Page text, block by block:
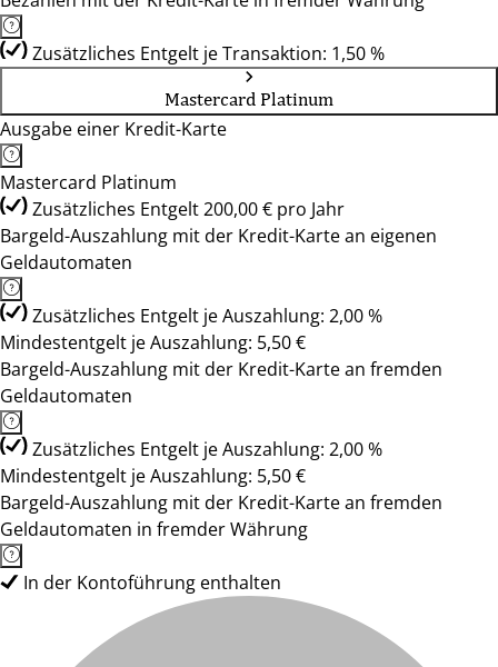
Zusätzliches Entgelt je Transaktion: 1,50 %
Mastercard Platinum
Ausgabe einer Kredit-Karte
Mastercard Platinum
Zusätzliches Entgelt 200,00 € pro Jahr
Bargeld-Auszahlung mit der Kredit-Karte an eigenen
Geldautomaten
Zusätzliches Entgelt je Auszahlung: 2,00 %
Mindestentgelt je Auszahlung: 5,50 €
Bargeld-Auszahlung mit der Kredit-Karte an fremden
Geldautomaten
Zusätzliches Entgelt je Auszahlung: 2,00 %
Mindestentgelt je Auszahlung: 5,50 €
Bargeld-Auszahlung mit der Kredit-Karte an fremden
Geldautomaten in fremder Währung
In der Kontoführung enthalten